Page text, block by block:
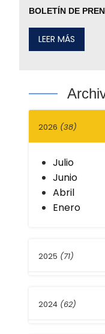
BOLETÍN DE
LEER MÁS
2026 (38)
Julio
Junio
Abril
Enero
2025 (71)
Septiembre
2024 (62)